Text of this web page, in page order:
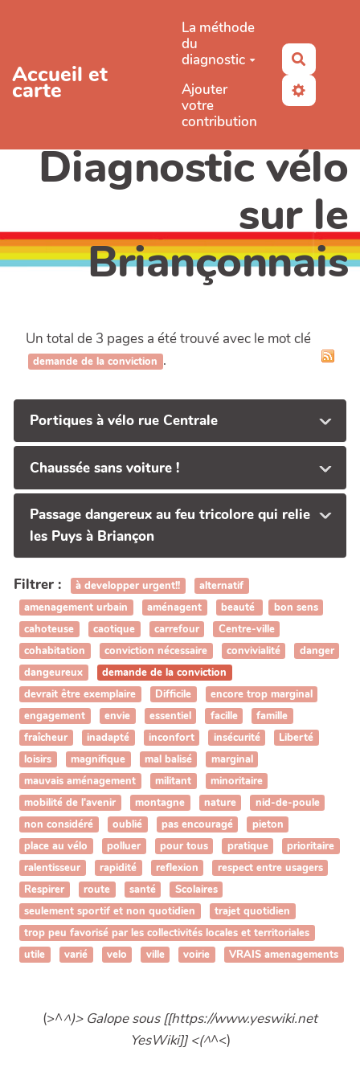
Accueil et
carte
La méthode
du
diagnostic
Ajouter
votre
contribution
Diagnostic vélo
sur le
Briançonnais
Un total de 3 pages a été trouvé avec le mot clé
demande de la conviction .
Portiques à vélo rue Centrale
Chaussée sans voiture !
Passage dangereux au feu tricolore qui relie
les Puys à Briançon
Filtrer : à developper urgent!!
alternatif
amenagement urbain
aménagent beauté
bon sens
cahoteuse
caotique carrefour
Centre-ville
cohabitation
conviction nécessaire convivialité
danger
dangeureux
demande de la conviction
devrait être exemplaire
Difficile
encore trop marginal
engagement
envie essentiel facille
famille
fraîcheur
inadapté inconfort insécurité
Liberté
loisirs
magnifique mal balisé
marginal
mauvais aménagement
militant
minoritaire
mobilité de l'avenir
montagne nature
nid-de-poule
non considéré
oublié pas encouragé
pieton
place au vélo
polluer pour tous pratique
prioritaire
ralentisseur
rapidité reflexion
respect entre usagers
Respirer
route santé
Scolaires
seulement sportif et non quotidien
trajet quotidien
trop peu favorisé par les collectivités locales et territoriales
utile
varié velo ville voirie VRAIS amenagements
(>^^)> Galope sous [[https://www.yeswiki.net
YesWiki]] <(^^<)